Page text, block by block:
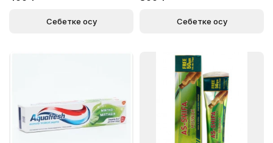
Себетке қосу Себетке қосу